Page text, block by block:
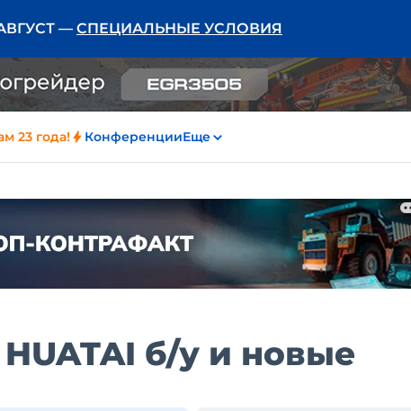
— СПЕЦИАЛЬНЫЕ УСЛОВИЯ
23 года! КонференцииЕще
б/у и новые